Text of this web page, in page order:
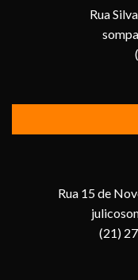
Rua
Rua 15 de
(21)